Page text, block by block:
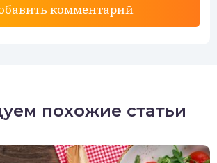
комментарий
похожие статьи